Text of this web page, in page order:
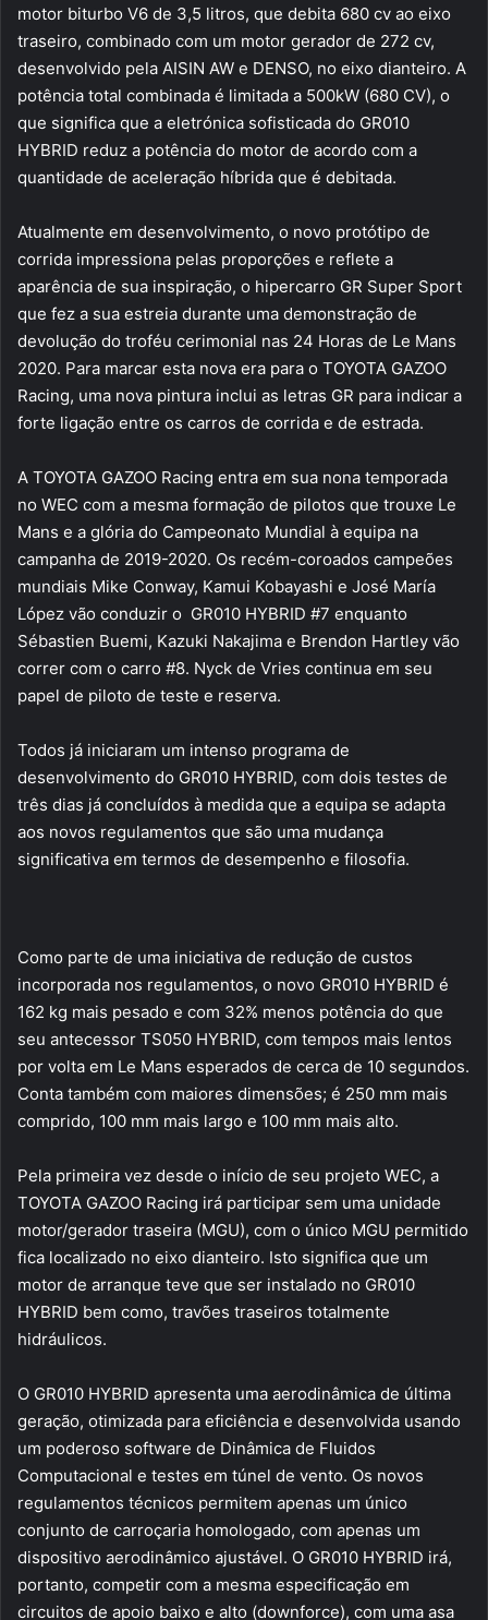
motor biturbo V6 de 3,5 litros, que debita 680 cv ao eixo
traseiro, combinado com um motor gerador de 272 cv,
desenvolvido pela AISIN AW e DENSO, no eixo dianteiro. A
potência total combinada é limitada a 500kW (680 CV), o
que significa que a eletrónica sofisticada do GR010
HYBRID reduz a potência do motor de acordo com a
quantidade de aceleração híbrida que é debitada.
Atualmente em desenvolvimento, o novo protótipo de
corrida impressiona pelas proporções e reflete a
aparência de sua inspiração, o hipercarro GR Super Sport
que fez a sua estreia durante uma demonstração de
devolução do troféu cerimonial nas 24 Horas de Le Mans
2020. Para marcar esta nova era para o TOYOTA GAZOO
Racing, uma nova pintura inclui as letras GR para indicar a
forte ligação entre os carros de corrida e de estrada.
A TOYOTA GAZOO Racing entra em sua nona temporada
no WEC com a mesma formação de pilotos que trouxe Le
Mans e a glória do Campeonato Mundial à equipa na
campanha de 2019-2020. Os recém-coroados campeões
mundiais Mike Conway, Kamui Kobayashi e José María
López vão conduzir o GR010 HYBRID #7 enquanto
Sébastien Buemi, Kazuki Nakajima e Brendon Hartley vão
correr com o carro #8. Nyck de Vries continua em seu
papel de piloto de teste e reserva.
Todos já iniciaram um intenso programa de
desenvolvimento do GR010 HYBRID, com dois testes de
três dias já concluídos à medida que a equipa se adapta
aos novos regulamentos que são uma mudança
significativa em termos de desempenho e filosofia.
Como parte de uma iniciativa de redução de custos
incorporada nos regulamentos, o novo GR010 HYBRID é
162 kg mais pesado e com 32% menos potência do que
seu antecessor TS050 HYBRID, com tempos mais lentos
por volta em Le Mans esperados de cerca de 10 segundos.
Conta também com maiores dimensões; é 250 mm mais
comprido, 100 mm mais largo e 100 mm mais alto.
Pela primeira vez desde o início de seu projeto WEC, a
TOYOTA GAZOO Racing irá participar sem uma unidade
motor/gerador traseira (MGU), com o único MGU permitido
fica localizado no eixo dianteiro. Isto significa que um
motor de arranque teve que ser instalado no GR010
HYBRID bem como, travões traseiros totalmente
hidráulicos.
O GR010 HYBRID apresenta uma aerodinâmica de última
geração, otimizada para eficiência e desenvolvida usando
um poderoso software de Dinâmica de Fluidos
Computacional e testes em túnel de vento. Os novos
regulamentos técnicos permitem apenas um único
conjunto de carroçaria homologado, com apenas um
dispositivo aerodinâmico ajustável. O GR010 HYBRID irá,
portanto, competir com a mesma especificação em
circuitos de apoio baixo e alto (downforce), com uma asa